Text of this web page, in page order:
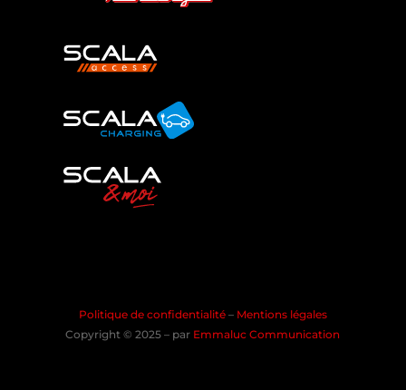
Politique de confidentialité – Mentions légales
Copyright © 2025 – par Emmaluc Communication